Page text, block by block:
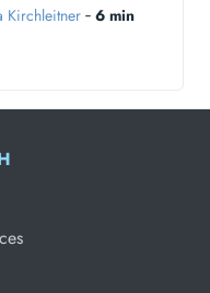
Kirchleitner ‐ 6 min